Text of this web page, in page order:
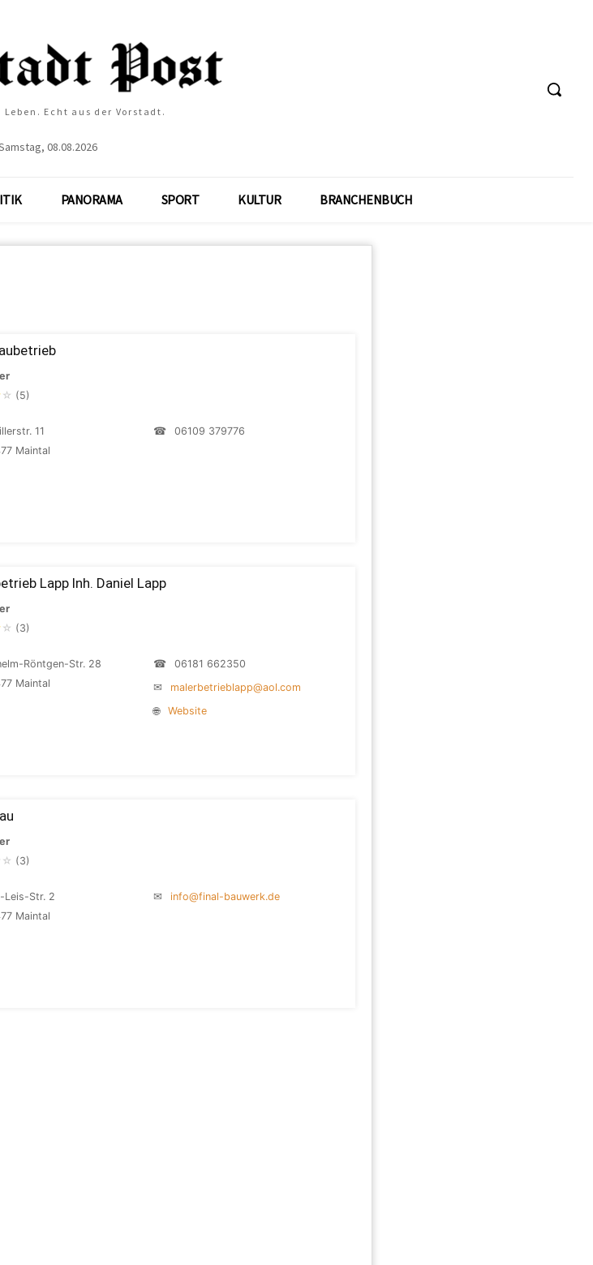
Leben. Echt aus der Vorstadt.
08.08.2026
PANORAMA SPORT KULTUR BRANCHENBUCH
☆ (5)
11
Maintal
☎ 06109 379776
Lapp Inh. Daniel Lapp
☆ (3)
Röntgen-Str. 28
Maintal
☎
06181 662350
✉
malerbetrieblapp@aol.com
🌐
Website
☆ (3)
Leis-Str. 2
Maintal
✉ info@final-bauwerk.de